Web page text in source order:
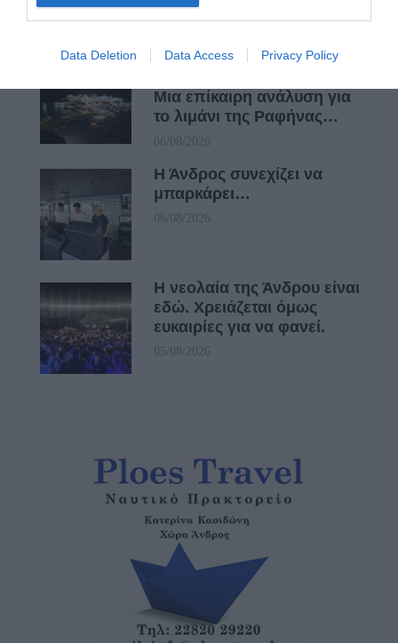
Data Deletion Data Access Privacy Policy
07/08/2026
ΟΙ «ΕΥΤΥΧΙΣΜΕΝΕΣ
Μια επίκαιρη ανάλυση για
το λιμάνι της Ραφήνας…
06/08/2026
Η Άνδρος συνεχίζει να
μπαρκάρει…
06/08/2026
Η νεολαία της Άνδρου είναι
εδώ. Χρειάζεται όμως
ευκαιρίες για να φανεί.
05/08/2026